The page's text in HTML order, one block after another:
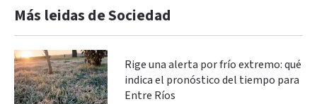
Más leidas de Sociedad
Rige una alerta por frío extremo: qué
indica el pronóstico del tiempo para
Entre Ríos